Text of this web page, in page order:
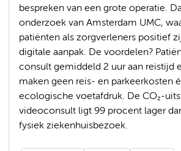
bespreken van een grote operatie.
onderzoek van Amsterdam UMC,
patiënten als zorgverleners positief
digitale aanpak. De voordelen?
consult gemiddeld 2 uur aan reistijd
maken geen reis- en parkeerkosten
ecologische voetafdruk. De CO₂-
videoconsult ligt 99 procent lager
fysiek ziekenhuisbezoek.